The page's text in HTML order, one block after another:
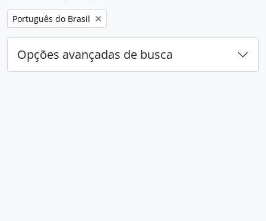
Remover filtro:
Português do Brasil
Opções avançadas de busca